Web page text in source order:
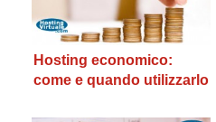
Hosting economico:
come e quando utilizzarlo